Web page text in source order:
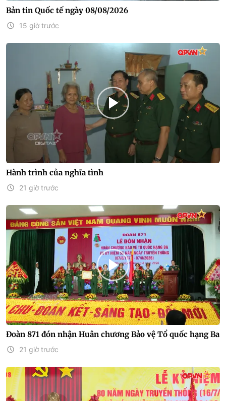
Bản tin Quốc tế ngày 08/08/2026
15 giờ trước
Hành trình của nghĩa tình
21 giờ trước
Đoàn 871 đón nhận Huân chương Bảo vệ Tổ quốc hạng Ba
21 giờ trước